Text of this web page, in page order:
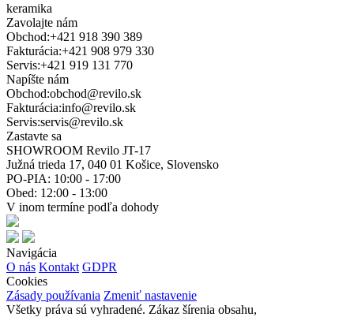
keramika
Zavolajte nám
Obchod:+421 918 390 389
Fakturácia:+421 908 979 330
Servis:+421 919 131 770
Napíšte nám
Obchod:obchod@revilo.sk
Fakturácia:info@revilo.sk
Servis:servis@revilo.sk
Zastavte sa
SHOWROOM Revilo JT-17
Južná trieda 17, 040 01 Košice, Slovensko
PO-PIA: 10:00 - 17:00
Obed: 12:00 - 13:00
V inom termíne podľa dohody
Navigácia
O nás Kontakt GDPR
Cookies
Zásady používania Zmeniť nastavenie
Všetky práva sú vyhradené. Zákaz šírenia obsahu,